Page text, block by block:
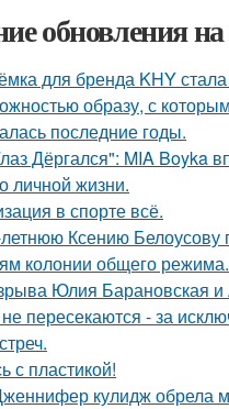
обновления на
для бренда KHY
образу, с
последние годы.
Дёргался": MIA Boyka
личной жизни.
в спорте всё.
Ксению Белоусову
колонии общего режима.
Юлия Барановская
не пересекаются - за
с пластикой!
кулидж обрела